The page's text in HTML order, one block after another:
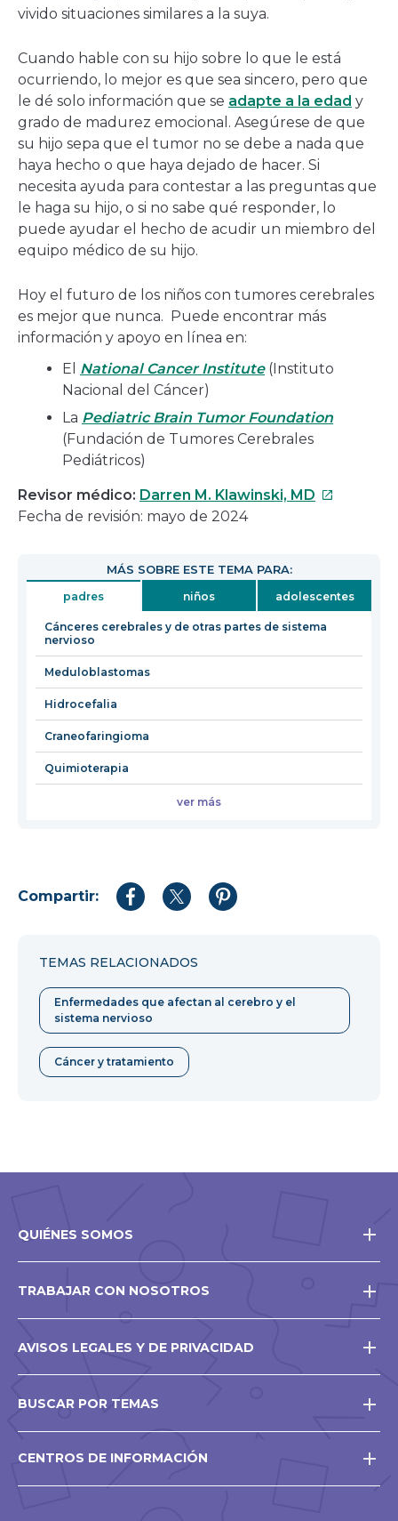
vivido situaciones similares a la suya.
Cuando hable con su hijo sobre lo que le está
ocurriendo, lo mejor es que sea sincero, pero que
le dé solo información que se adapte a la edad y
grado de madurez emocional. Asegúrese de que
su hijo sepa que el tumor no se debe a nada que
haya hecho o que haya dejado de hacer. Si
necesita ayuda para contestar a las preguntas que
le haga su hijo, o si no sabe qué responder, lo
puede ayudar el hecho de acudir un miembro del
equipo médico de su hijo.
Hoy el futuro de los niños con tumores cerebrales
es mejor que nunca. Puede encontrar más
información y apoyo en línea en:
El National Cancer Institute(Instituto
Nacional del Cáncer)
La Pediatric Brain Tumor Foundation
(Fundación de Tumores Cerebrales
Pediátricos)
Revisor médico: Darren M. Klawinski, MD Este
en
una
nueva
Fecha de revisión: mayo de 2024
MÁS SOBRE ESTE TEMA PARA:
padres niños adolescentes
Cánceres cerebrales y de otras partes de sistema
nervioso
Meduloblastomas
Hidrocefalia
Craneofaringioma
Quimioterapia
ver más
Compartir:
CompartirCompartirCompartir
TEMAS RELACIONADOS
Enfermedades que afectan al cerebro y el
sistema nervioso
Cáncer y tratamiento
QUIÉNES SOMOS
TRABAJAR CON NOSOTROS
AVISOS LEGALES Y DE PRIVACIDAD
BUSCAR POR TEMAS
CENTROS DE INFORMACIÓN